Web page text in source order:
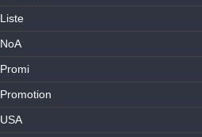
Liste
NoA
Promi
Promotion
USA